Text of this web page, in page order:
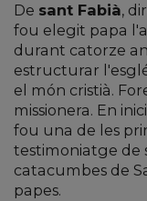
De sant Fabià,
fou elegit papa
durant catorze
estructurar
el món cristià.
missionera. En
fou una de les
testimoniatge de
catacumbes de
papes.